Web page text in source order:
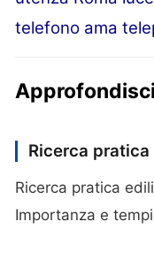
articoli
telefono ama
Approfondisci
Ricerca
Ricerca pratica
Importanza e